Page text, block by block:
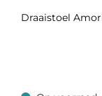
Draaistoel